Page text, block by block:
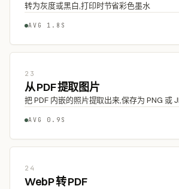
转为灰度或黑白,打印时节省彩色墨水
AVG 1.8S
23
从 PDF 提取图片
把 PDF 内嵌的照片提取出来,保存为 PNG 或
AVG 0.9S
24
WebP 转 PDF